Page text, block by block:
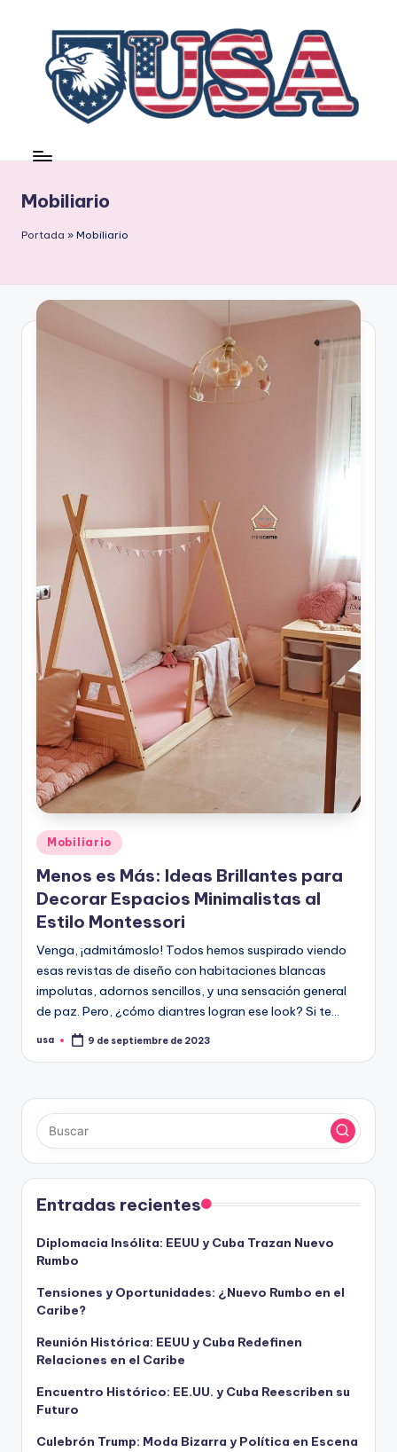
contenido
Mobiliario
Portada » Mobiliario
Publicado
en
Mobiliario
Menos es Más: Ideas Brillantes para
Decorar Espacios Minimalistas al
Estilo Montessori
Venga, ¡admitámoslo! Todos hemos suspirado viendo
esas revistas de diseño con habitaciones blancas
impolutas, adornos sencillos, y una sensación general
de paz. Pero, ¿cómo diantres logran ese look? Si te…
Publicado
usa 9 de septiembre de 2023
Entradas recientes
Diplomacia Insólita: EEUU y Cuba Trazan Nuevo
Rumbo
Tensiones y Oportunidades: ¿Nuevo Rumbo en el
Caribe?
Reunión Histórica: EEUU y Cuba Redefinen
Relaciones en el Caribe
Encuentro Histórico: EE.UU. y Cuba Reescriben su
Futuro
Culebrón Trump: Moda Bizarra y Política en Escena